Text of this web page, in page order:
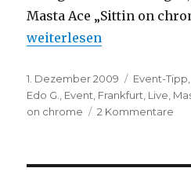
Masta Ace „Sittin on
„Event-Tipp (#1): Masta
weiterlesen
Veröffentlicht
am
1. Dezember 2009 Kategorien
Event-Tipp
Edo G.
Event Frankfurt Live
on chrome
2 Kommentare